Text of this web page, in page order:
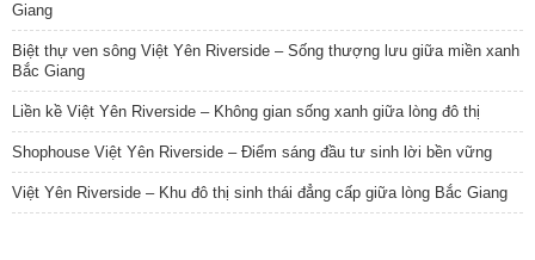
Giang
Biệt thự ven sông Việt Yên Riverside – Sống thượng lưu giữa miền xanh
Bắc Giang
Liền kề Việt Yên Riverside – Không gian sống xanh giữa lòng đô thị
Shophouse Việt Yên Riverside – Điểm sáng đầu tư sinh lời bền vững
Việt Yên Riverside – Khu đô thị sinh thái đẳng cấp giữa lòng Bắc Giang